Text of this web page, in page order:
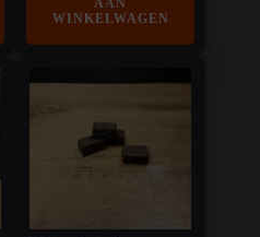
WINKELWAGEN